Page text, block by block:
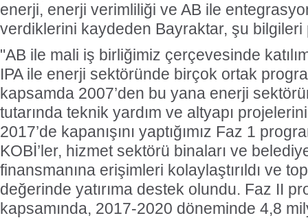
enerji, enerji verimliliği ve AB ile
verdiklerini kaydeden Bayraktar, şu bilgileri
"AB ile mali iş birliğimiz çerçevesinde
IPA ile enerji sektöründe birçok ortak
kapsamda 2007’den bu yana enerji
tutarında teknik yardım ve altyapı
2017’de kapanışını yaptığımız Faz 1
KOBİ’ler, hizmet sektörü binaları ve
finansmanına erişimleri kolaylaştırıldı ve
değerinde yatırıma destek olundu. Faz II
kapsamında, 2017-2020 döneminde 4,8